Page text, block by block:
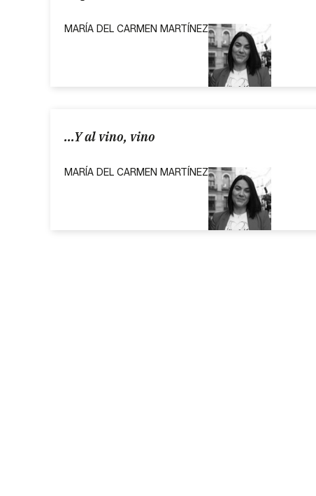
MARÍA DEL CARMEN MARTÍNEZ
...Y al vino, vino
MARÍA DEL CARMEN MARTÍNEZ